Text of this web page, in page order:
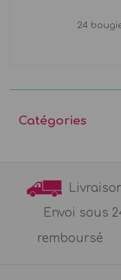
24
Catégories
Envoi